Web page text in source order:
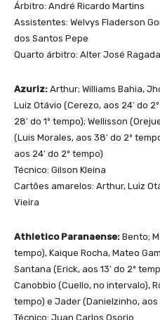
Árbitro: André Ricardo Martins
Assistentes: Welvys Fladerson
dos Santos Pepe
Quarto árbitro: Alter José
Azuriz: Arthur; Williams Bahia,
Luiz Otávio (Cerezo, aos 24′ do
28′ do 1º tempo); Wellisson
(Luis Morales, aos 38′ do 2º
aos 24′ do 2º tempo)
Técnico: Gilson Kleina
Cartões amarelos: Arthur, Luiz
Vieira
Athletico Paranaense: Bento;
tempo), Kaique Rocha, Mateo
Santana (Erick, aos 13′ do 2º
Canobbio (Cuello, no intervalo),
tempo) e Jader (Danielzinho, aos
Técnico: Juan Carlos Osorio